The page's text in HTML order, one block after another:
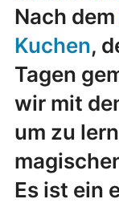
Nach dem
Kuchen,
Tagen
wir mit
um zu
Es ist ein